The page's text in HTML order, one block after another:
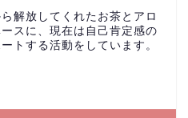
解放してくれたお茶とアロ
スに、現在は自己肯定感の
トする活動をしています。